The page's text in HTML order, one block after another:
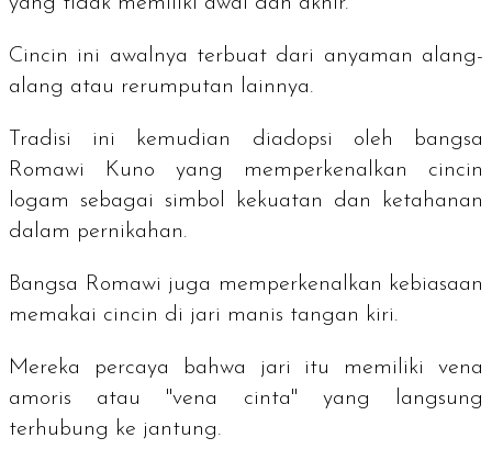
Cincin ini awalnya terbuat dari anyaman alang-
alang atau rerumputan lainnya.
Tradisi ini kemudian diadopsi oleh bangsa
Romawi Kuno yang memperkenalkan cincin
logam sebagai simbol kekuatan dan ketahanan
dalam pernikahan.
Bangsa Romawi juga memperkenalkan kebiasaan
memakai cincin di jari manis tangan kiri.
Mereka percaya bahwa jari itu memiliki vena
amoris atau "vena cinta" yang langsung
terhubung ke jantung.